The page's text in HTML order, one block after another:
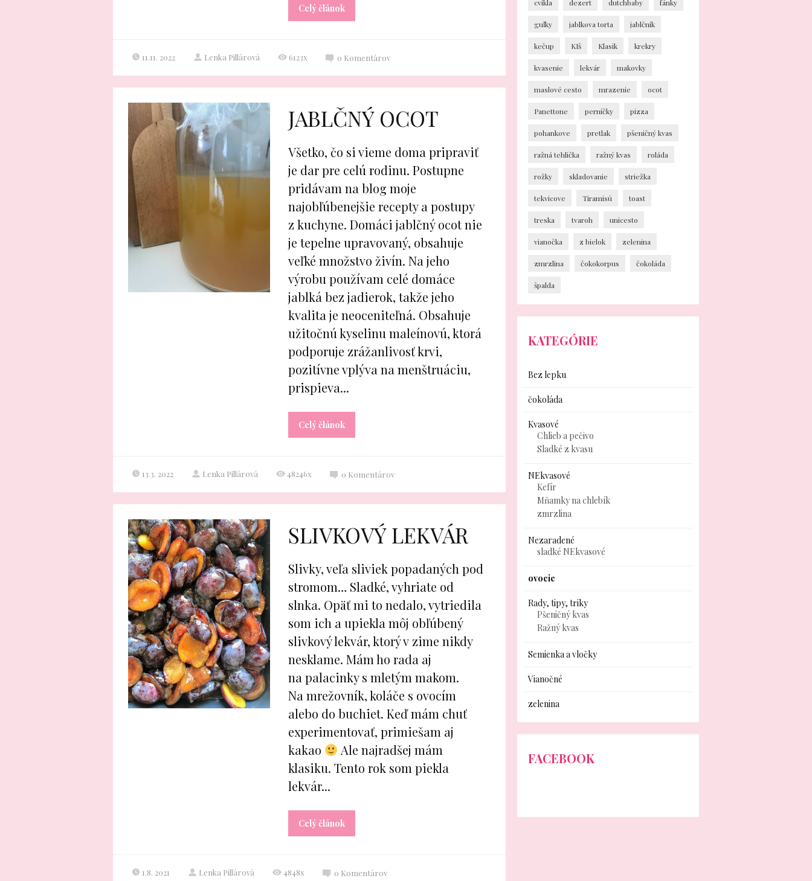
Celý článok
11.11. 2022 Lenka Pillárová 6123x 0 Komentárov
JABLČNÝ OCOT
Všetko, čo si vieme doma pripraviť
je dar pre celú rodinu. Postupne
pridávam na blog moje
najobľúbenejšie recepty a postupy
z kuchyne. Domáci jablčný ocot nie
je tepelne upravovaný, obsahuje
veľké množstvo živín. Na jeho
výrobu používam celé domáce
jablká bez jadierok, takže jeho
kvalita je neoceniteľná. Obsahuje
užitočnú kyselinu maleínovú, ktorá
podporuje zrážanlivosť krvi,
pozitívne vplýva na menštruáciu,
prispieva...
Celý článok
13.3. 2022 Lenka Pillárová 48246x 0 Komentárov
SLIVKOVÝ LEKVÁR
Slivky, veľa sliviek popadaných pod
stromom… Sladké, vyhriate od
slnka. Opäť mi to nedalo, vytriedila
som ich a upiekla môj obľúbený
slivkový lekvár, ktorý v zime nikdy
nesklame. Mám ho rada aj
na palacinky s mletým makom.
Na mrežovník, koláče s ovocím
alebo do buchiet. Keď mám chuť
experimentovať, primiešam aj
kakao
Ale najradšej mám
klasiku. Tento rok som piekla
lekvár...
Celý článok
1.8. 2021 Lenka Pillárová 4848x 0 Komentárov
cvikla dezert dutchbaby fánky
guľky jablkova torta jablčník
kečup KIš Klasik krekry
kvasenie lekvár makovky
maslové cesto mrazenie ocot
Panettone perníčky pizza
pohankove pretlak pšeničný kvas
ražná tehlička ražný kvas roláda
rožky skladovanie striežka
tekvicove Tiramisú toast
treska tvaroh unicesto
vianočka z bielok zelenina
zmrzlina čokokorpus čokoláda
špalda
KATEGÓRIE
Bez lepku
čokoláda
Kvasové
Chlieb a pečivo
Sladké z kvasu
NEkvasové
Kefír
Mňamky na chlebík
zmrzlina
Nezaradené
sladké NEkvasové
ovocie
Rady, tipy, triky
Pšeničný kvas
Ražný kvas
Semienka a vločky
Vianočné
zelenina
FACEBOOK